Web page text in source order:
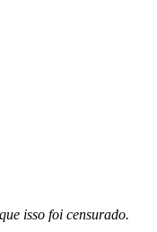
isso foi censurado.